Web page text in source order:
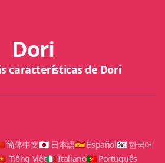
Dori
características de Dori
简体中文🇯🇵 日本語🇪🇸 Español🇰🇷 한국어
Tiếng Việt🇮🇹 Italiano🇵🇹 Português